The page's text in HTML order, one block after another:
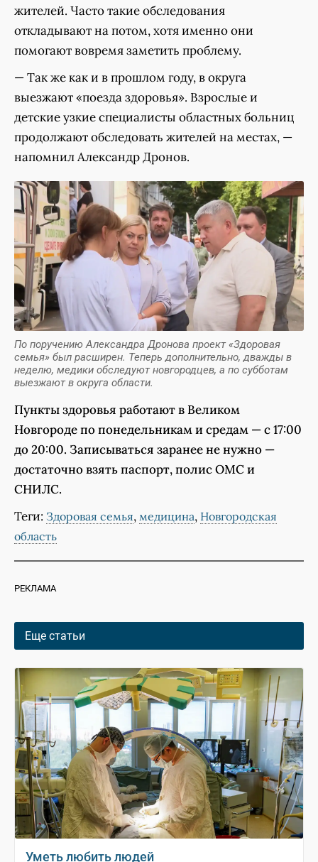
жителей. Часто такие обследования
откладывают на потом, хотя именно они
помогают вовремя заметить проблему.
— Так же как и в прошлом году, в округа
выезжают «поезда здоровья». Взрослые и
детские узкие специалисты областных больниц
продолжают обследовать жителей на местах, —
напомнил Александр Дронов.
По поручению Александра Дронова проект «Здоровая
семья» был расширен. Теперь дополнительно, дважды в
неделю, медики обследуют новгородцев, а по субботам
выезжают в округа области.
Пункты здоровья работают в Великом
Новгороде по понедельникам и средам — с 17:00
до 20:00. Записываться заранее не нужно —
достаточно взять паспорт, полис ОМС и
СНИЛС.
Теги: Здоровая семья, медицина, Новгородская
область
РЕКЛАМА
Еще статьи
Уметь любить людей